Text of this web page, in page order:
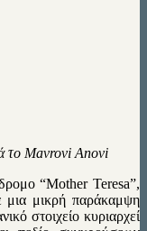
το Mavrovi Anovi
“Mother Teresa”,
μια μικρή παράκαμψη
στοιχείο κυριαρχεί